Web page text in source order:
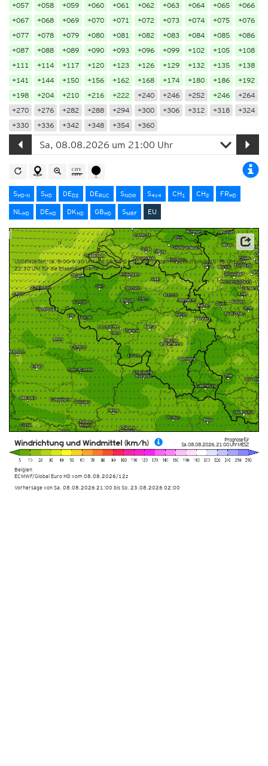
+057
+058 +059 +060 +061 +062 +063 +064 +065
+066
+067
+068 +069 +070 +071 +072 +073 +074 +075
+076
+077
+078 +079 +080 +081 +082 +083 +084 +085
+086
+087
+088 +089 +090 +093 +096 +099 +102 +105
+108
+111
+114 +117 +120 +123 +126 +129 +132 +135
+138
+141
+144 +150 +156 +162 +168 +174 +180 +186
+192
+198
+204 +210 +216 +222 +240 +246 +252 +246
+264
+270
+276 +282 +288 +294 +300 +306 +312 +318
+324
+330
+336 +342 +348 +354 +360
SHD-N SHD DED2 DERUC SNOW S4x4 CH1 CH2 FRHD
NLHD DEHD DKHD GBHD SMRF EU
Prognose für
Sa. 08.08.2026,21:00 UhrMESZ
Belgien
ECMWF/Global Euro HD vom 08.08.2026/12z
Windrichtung und Windmittel (km/h)
Updatezeiten: ca. 8:00-9:00 Uhr und 20:00-21:00 Uhr für den Hauptlauf sowie 10:30 Uhr und
22:30 Uhr für die Ensemble-Werte
Vorhersage von Sa. 08.08.2026 21:00 bis So. 23.08.2026 02:00
Dieser Service basiert auf Daten und Produkten des Europäischen Zentrums für mittelfristige
Wettervorhersage (ECMWF)